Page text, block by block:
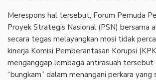
Merespons hal tersebut, Forum Pemuda
Proyek Strategis Nasional (PSN) bersama
secara tegas melayangkan mosi tidak
kinerja Komisi Pemberantasan Korupsi
menganggap lembaga antirasuah tersebut
“bungkam” dalam menangani perkara